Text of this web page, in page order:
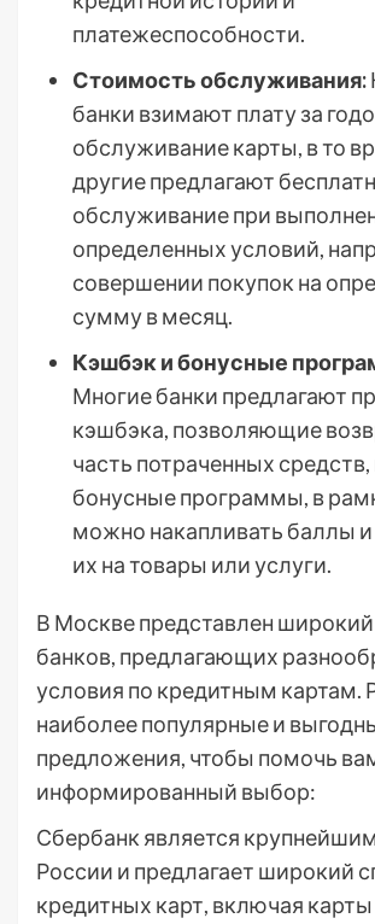
платежеспособности.
Стоимость обслуживания:
банки взимают плату за
обслуживание карты, в то
другие предлагают
обслуживание при
определенных условий,
совершении покупок на
сумму в месяц.
Кэшбэк и бонусные
Многие банки предлагают
кэшбэка, позволяющие
часть потраченных
бонусные программы, в
можно накапливать баллы
их на товары или услуги.
В Москве представлен
банков, предлагающих
условия по кредитным картам.
наиболее популярные и
предложения, чтобы помочь
информированный выбор:
Сбербанк является
России и предлагает широкий
кредитных карт, включая карты